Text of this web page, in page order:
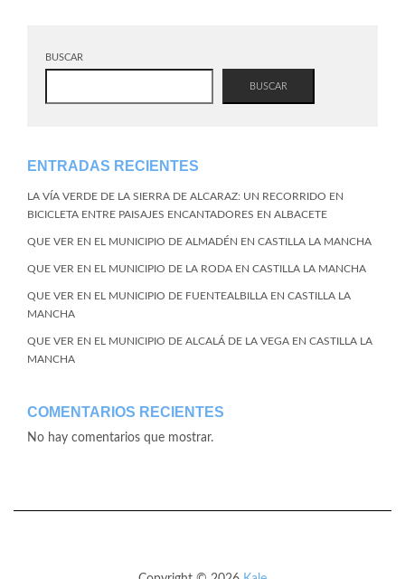
BUSCAR
BUSCAR
ENTRADAS RECIENTES
LA VÍA VERDE DE LA SIERRA DE ALCARAZ: UN RECORRIDO EN
BICICLETA ENTRE PAISAJES ENCANTADORES EN ALBACETE
QUE VER EN EL MUNICIPIO DE ALMADÉN EN CASTILLA LA MANCHA
QUE VER EN EL MUNICIPIO DE LA RODA EN CASTILLA LA MANCHA
QUE VER EN EL MUNICIPIO DE FUENTEALBILLA EN CASTILLA LA
MANCHA
QUE VER EN EL MUNICIPIO DE ALCALÁ DE LA VEGA EN CASTILLA LA
MANCHA
COMENTARIOS RECIENTES
No hay comentarios que mostrar.